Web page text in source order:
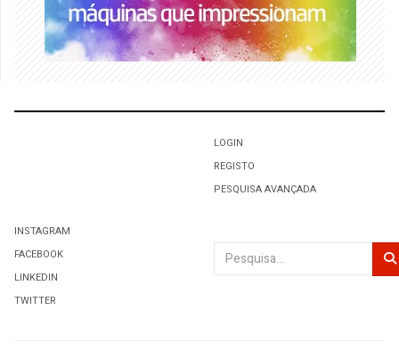
LOGIN
REGISTO
PESQUISA AVANÇADA
INSTAGRAM
FACEBOOK
LINKEDIN
TWITTER
Pesquisar